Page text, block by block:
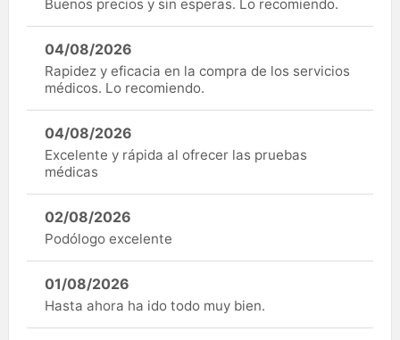
Buenos precios y sin esperas. Lo recomiendo.
04/08/2026
Rapidez y eficacia en la compra de los servicios
médicos. Lo recomiendo.
04/08/2026
Excelente y rápida al ofrecer las pruebas
médicas
02/08/2026
Podólogo excelente
01/08/2026
Hasta ahora ha ido todo muy bien.